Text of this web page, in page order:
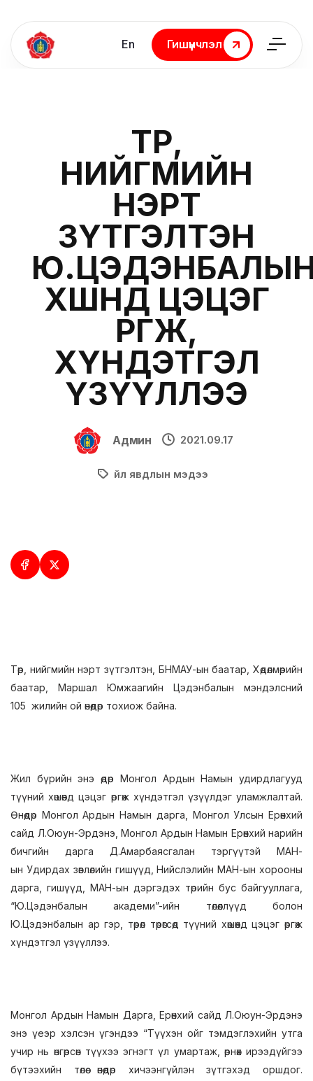
En
Гишүүнчлэл
Гишүүнчлэл
ТӨР,
НИЙГМИЙН
НЭРТ
ЗҮТГЭЛТЭН
ХӨШӨӨНД ЦЭЦЭГ
ӨРГӨЖ,
ХҮНДЭТГЭЛ
ҮЗҮҮЛЛЭЭ
Админ 2021.09.17
Үйл явдлын мэдээ
Төр, нийгмийн нэрт зүтгэлтэн, БНМАУ-ын баатар, Хөдөлмөрийн
баатар, Маршал Юмжаагийн Цэдэнбалын мэндэлсний
105 жилийн ой өнөөдөр тохиож байна.
Жил бүрийн энэ өдөр Монгол Ардын Намын удирдлагууд
түүний хөшөөнд цэцэг өргөж хүндэтгэл үзүүлдэг уламжлалтай.
Өнөөдөр Монгол Ардын Намын дарга, Монгол Улсын Ерөнхий
сайд Л.Оюун-Эрдэнэ, Монгол Ардын Намын Ерөнхий нарийн
бичгийн дарга Д.Амарбаясгалан тэргүүтэй МАН-
ын Удирдах зөвлөлийн гишүүд, Нийслэлийн МАН-ын хорооны
дарга, гишүүд, МАН-ын дэргэдэх төрийн бус байгууллага,
“Ю.Цэдэнбалын академи”-ийн төлөөллүүд болон
Ю.Цэдэнбалын ар гэр, төрөл төрөгсөд түүний хөшөөнд цэцэг өргөж
хүндэтгэл үзүүллээ.
Монгол Ардын Намын Дарга, Ерөнхий сайд Л.Оюун-Эрдэнэ
энэ үеэр хэлсэн үгэндээ “Түүхэн ойг тэмдэглэхийн утга
учир нь өнгөрсөн түүхээ эгнэгт үл умартаж, өрнөх ирээдүйгээ
бүтээхийн төлөө өнөөдөр хичээнгүйлэн зүтгэхэд оршдог.